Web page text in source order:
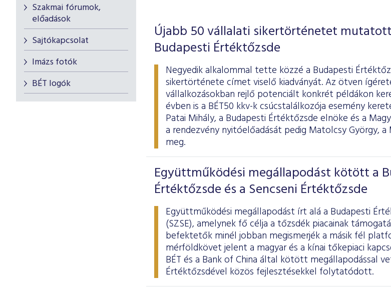
Szakmai fórumok,
előadások
Sajtókapcsolat
Imázs fotók
BÉT logók
Újabb 50 vállalati sikertörténetet
Budapesti Értéktőzsde
Negyedik alkalommal tette közzé a Budapesti
sikertörténete címet viselő kiadványát. Az ötven
vállalkozásokban rejlő potenciált konkrét példákon
évben is a BÉT50 kkv-k csúcstalálkozója esemény
Patai Mihály, a Budapesti Értéktőzsde elnöke és a
a rendezvény nyitóelőadását pedig Matolcsy György,
meg.
Együttműködési megállapodást kötött a
Értéktőzsde és a Sencseni Értéktőzsde
Együttműködési megállapodást írt alá a Budapesti
(SZSE), amelynek fő célja a tőzsdék piacainak
befektetők minél jobban megismerjék a másik fél
mérföldkövet jelent a magyar és a kínai tőkepiaci
BÉT és a Bank of China által kötött megállapodással
Értéktőzsdével közös fejlesztésekkel folytatódott.